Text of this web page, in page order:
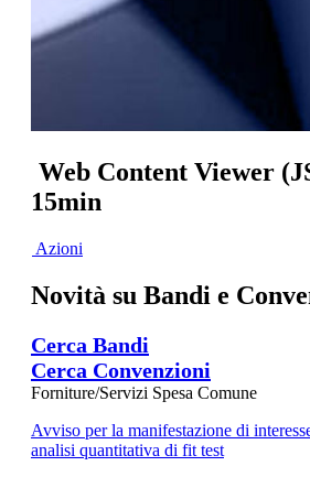
Web Content Viewer
15min
Azioni
Novità su Bandi e
Cerca Bandi
Cerca Convenzioni
Forniture/Servizi Spesa Comune
Avviso per la manifestazione di
analisi quantitativa di fit test